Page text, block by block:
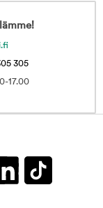
305
17.00